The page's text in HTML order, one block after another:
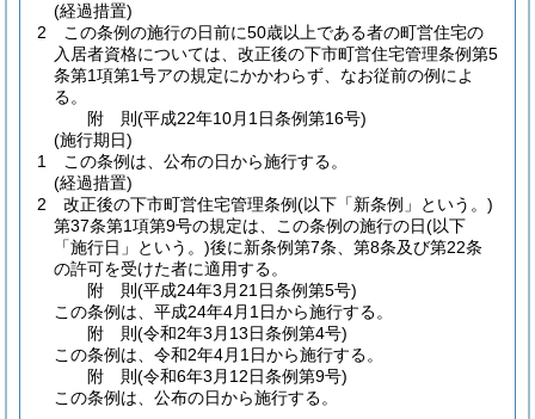
(経過措置)
2
この条例の施行の日前に50歳以上である者の町営住宅の
入居者資格については、改正後の下市町営住宅管理条例第5
条第1項第1号アの規定にかかわらず、なお従前の例によ
る。
附 則(平成22年10月1日条例第16号)
(施行期日)
1
この条例は、公布の日から施行する。
(経過措置)
2
改正後の下市町営住宅管理条例(以下「新条例」という。)
第37条第1項第9号の規定は、この条例の施行の日(以下
「施行日」という。)後に新条例第7条、第8条及び第22条
の許可を受けた者に適用する。
附 則(平成24年3月21日条例第5号)
この条例は、平成24年4月1日から施行する。
附 則(令和2年3月13日条例第4号)
この条例は、令和2年4月1日から施行する。
附 則(令和6年3月12日条例第9号)
この条例は、公布の日から施行する。